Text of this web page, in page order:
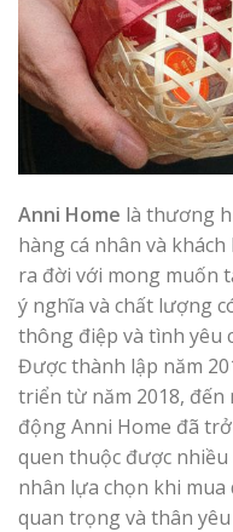
Anni Home là thương
hàng cá nhân và
ra đời với mong muốn
ý nghĩa và chất lượng
thông điệp và tình yêu
Được thành lập năm
triển từ năm 2018, đến
động Anni Home đã
quen thuộc được
nhân lựa chọn khi
quan trọng và thân yêu